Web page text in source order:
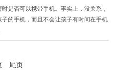
否可以携带手机。事实上，没关系，
的手机，而且不会让孩子有时间在手机
尾页